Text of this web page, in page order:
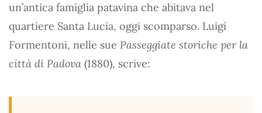
un’antica famiglia patavina che abitava nel
quartiere Santa Lucia, oggi scomparso. Luigi
Formentoni, nelle sue Passeggiate storiche per la
città di Padova (1880), scrive: